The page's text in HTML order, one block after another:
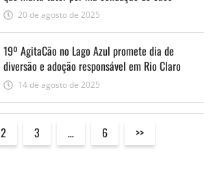
20 de agosto de 2025
19º AgitaCão no Lago Azul promete dia de
diversão e adoção responsável em Rio Claro
14 de agosto de 2025
2 3 … 6 >>